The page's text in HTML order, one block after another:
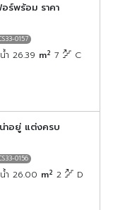
ร์พร้อม ราคา
0157
ำ 26.39 m2 7 C
าอยู่ แต่งครบ
0156
ำ 26.00 m2 2 D